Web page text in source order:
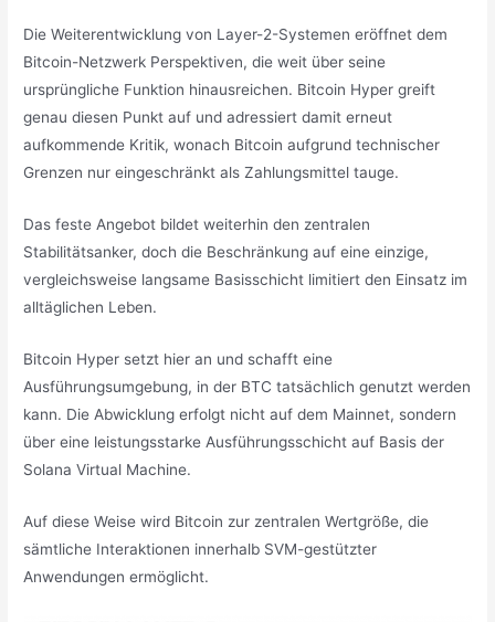
Die Weiterentwicklung von Layer-2-Systemen eröffnet dem
Bitcoin-Netzwerk Perspektiven, die weit über seine
ursprüngliche Funktion hinausreichen. Bitcoin Hyper greift
genau diesen Punkt auf und adressiert damit erneut
aufkommende Kritik, wonach Bitcoin aufgrund technischer
Grenzen nur eingeschränkt als Zahlungsmittel tauge.
Das feste Angebot bildet weiterhin den zentralen
Stabilitätsanker, doch die Beschränkung auf eine einzige,
vergleichsweise langsame Basisschicht limitiert den Einsatz im
alltäglichen Leben.
Bitcoin Hyper setzt hier an und schafft eine
Ausführungsumgebung, in der BTC tatsächlich genutzt werden
kann. Die Abwicklung erfolgt nicht auf dem Mainnet, sondern
über eine leistungsstarke Ausführungsschicht auf Basis der
Solana Virtual Machine.
Auf diese Weise wird Bitcoin zur zentralen Wertgröße, die
sämtliche Interaktionen innerhalb SVM-gestützter
Anwendungen ermöglicht.